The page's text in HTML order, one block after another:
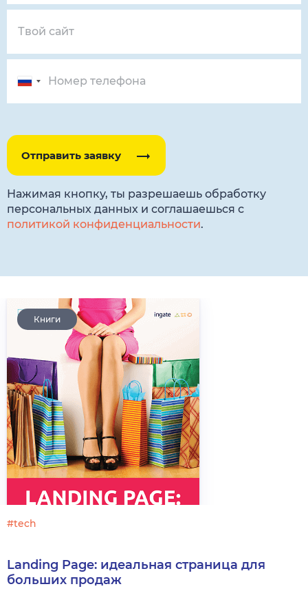
Отправить заявку
Нажимая кнопку, ты разрешаешь обработку
персональных данных и соглашаешься с
политикой конфиденциальности.
Книги
#tech
Landing Page: идеальная страница для
больших продаж